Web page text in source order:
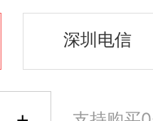
深圳电信